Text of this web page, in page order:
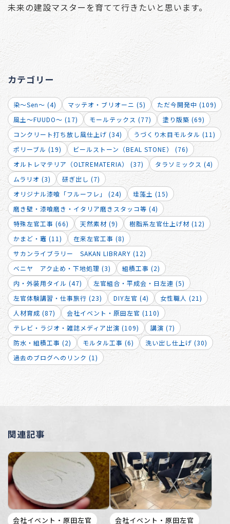
未来の建設マスターを育てて行きたいと思います。
カテゴリー
染～Sen～ (4) マッテオ・ブリオーニ (5)
ただ今開発中 (109)
風土～FUUDO～ (17)
モールテックス (77)
塗り版築 (69)
コンクリート打ち放し風仕上げ (34)
うづくり木目モルタル (11)
ポリーブル (19)
ビールストーン（BEAL STONE） (76)
オルトレマテリア（OLTREMATERIA） (37)
タラソミックス (4)
ムラリオ (3)
研ぎ出し (7)
オリジナル漆喰「フルーフレ」 (24)
珪藻土 (15)
磨き壁・漆喰磨き・イタリア磨きスタッコ等 (4)
特殊左官工事 (66)
天然素材 (9)
樹脂系左官仕上げ材 (12)
かまど・竈 (11)
在来左官工事 (8)
サカンライブラリー SAKAN LIBRARY (12)
ベニヤ アク止め・下地処理 (3)
組積工事 (2)
内・外装用タイル (47)
左官組合・平成会・日左連 (5)
左官体験講習・仕事旅行 (23)
DIY左官 (4)
女性職人 (21)
人材育成 (87)
会社イベント・原田左官 (110)
テレビ・ラジオ・雑誌メディア出演 (109)
講演 (7)
防水・組積工事 (2)
モルタル工事 (6)
洗い出し仕上げ (30)
過去のブログへのリンク (1)
関連記事
会社イベント・原田左官 会社イベント・原田左官